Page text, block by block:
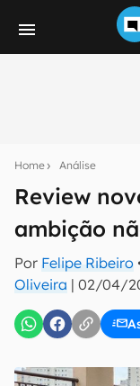
Home Análise
Review
ambição
Por Felipe Ribeiro
Oliveira | 02/04/
notícias e
mão.
E-mail
Uso e Política